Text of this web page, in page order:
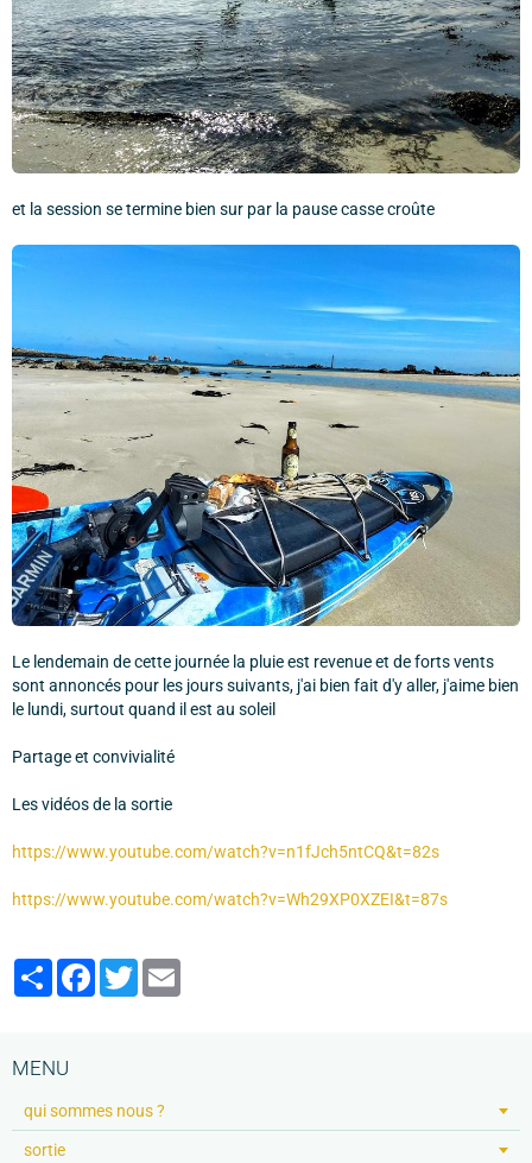
et la session se termine bien sur par la pause casse croûte
Le lendemain de cette journée la pluie est revenue et de forts vents
sont annoncés pour les jours suivants, j'ai bien fait d'y aller, j'aime bien
le lundi, surtout quand il est au soleil
Partage et convivialité
Les vidéos de la sortie
https://www.youtube.com/watch?v=n1fJch5ntCQ&t=82s
https://www.youtube.com/watch?v=Wh29XP0XZEI&t=87s
PartagerFacebook
Twitter
MENU
qui sommes nous ?
sortie